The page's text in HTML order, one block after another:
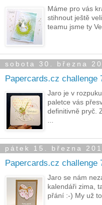
Máme pro vás
stihnout ještě
teamu jsme ty
sobota 30. března
Papercards.cz challenge
Jaro je v
paletce vás
definitivně pryč.
pátek 15. března
Papercards.cz challenge
Jaro se nám
kalendáři zima,
přání :-) My už